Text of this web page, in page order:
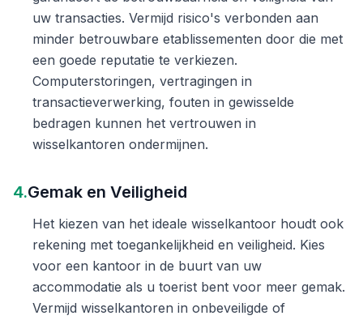
uw transacties. Vermijd risico's verbonden aan
minder betrouwbare etablissementen door die met
een goede reputatie te verkiezen.
Computerstoringen, vertragingen in
transactieverwerking, fouten in gewisselde
bedragen kunnen het vertrouwen in
wisselkantoren ondermijnen.
4.Gemak en Veiligheid
Het kiezen van het ideale wisselkantoor houdt ook
rekening met toegankelijkheid en veiligheid. Kies
voor een kantoor in de buurt van uw
accommodatie als u toerist bent voor meer gemak.
Vermijd wisselkantoren in onbeveiligde of